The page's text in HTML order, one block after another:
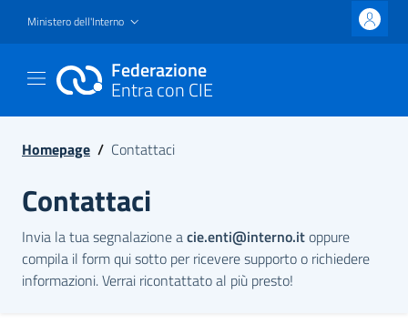
Ministero dell'Interno
Federazione
Entra con CIE
Homepage / Contattaci
Contattaci
Invia la tua segnalazione acie.enti@interno.itoppure
compila il form qui sotto per ricevere supporto o richiedere
informazioni. Verrai ricontattato al più presto!